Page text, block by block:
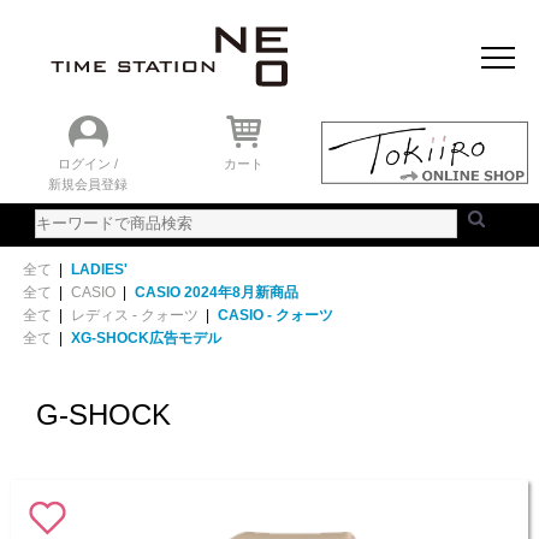
ログイン /
新規会員登録
カート
全て | LADIES'
全て | CASIO | CASIO 2024年8月新商品
全て | レディス - クォーツ | CASIO - クォーツ
全て | XG-SHOCK広告モデル
G-SHOCK
おすすめアイテム
ニュース＆トピック
時計を探す
ランキング
ご利用ガイド